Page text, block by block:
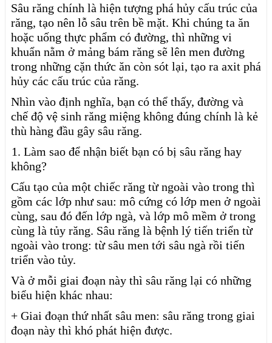
Sâu răng chính là hiện tượng phá hủy cấu trúc của
răng, tạo nên lỗ sâu trên bề mặt. Khi chúng ta ăn
hoặc uống thực phẩm có đường, thì những vi
khuẩn nằm ở mảng bám răng sẽ lên men đường
trong những cặn thức ăn còn sót lại, tạo ra axit phá
hủy các cấu trúc của răng.
Nhìn vào định nghĩa, bạn có thể thấy, đường và
chế độ vệ sinh răng miệng không đúng chính là kẻ
thù hàng đầu gây sâu răng.
1. Làm sao để nhận biết bạn có bị sâu răng hay
không?
Cấu tạo của một chiếc răng từ ngoài vào trong thì
gồm các lớp như sau: mô cứng có lớp men ở ngoài
cùng, sau đó đến lớp ngà, và lớp mô mềm ở trong
cùng là tủy răng. Sâu răng là bệnh lý tiến triển từ
ngoài vào trong: từ sâu men tới sâu ngà rồi tiến
triển vào tủy.
Và ở mỗi giai đoạn này thì sâu răng lại có những
biểu hiện khác nhau:
+ Giai đoạn thứ nhất sâu men: sâu răng trong giai
đoạn này thì khó phát hiện được.